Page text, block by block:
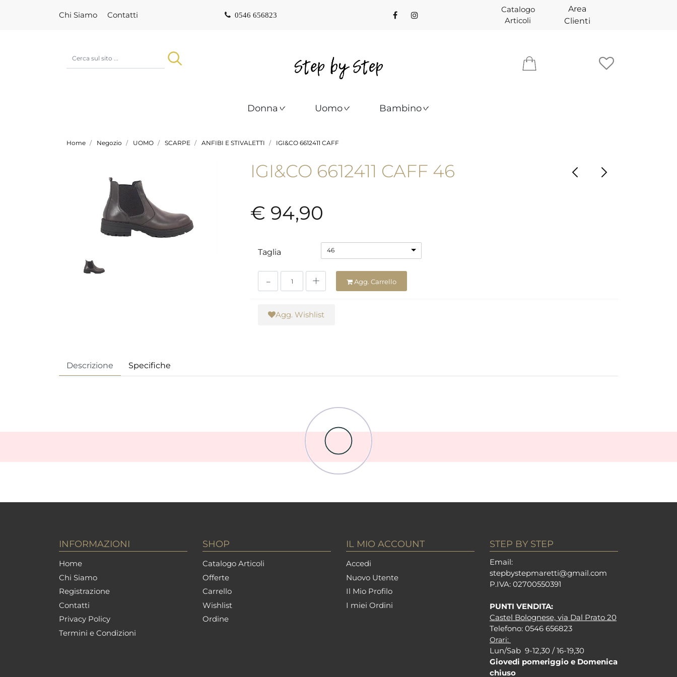
Chi Siamo Contatti 0546 656823
Catalogo
Articoli
Area
Clienti
Donna Uomo Bambino
Home Negozio UOMO SCARPE ANFIBI E STIVALETTI IGI&CO 6612411 CAFF
IGI&CO 6612411 CAFF 46
€ 94,90
Taglia 46
Agg. Carrello
Agg. Wishlist
Descrizione Specifiche
INFORMAZIONI
Home
Chi Siamo
Registrazione
Contatti
Privacy Policy
Termini e Condizioni
SHOP
Catalogo Articoli
Offerte
Carrello
Wishlist
Ordine
IL MIO ACCOUNT
Accedi
Nuovo Utente
Il Mio Profilo
I miei Ordini
STEP BY STEP
Email:
stepbystepmaretti@gmail.com
P.IVA: 02700550391
PUNTI VENDITA:
Castel Bolognese, via Dal Prato 20
Telefono: 0546 656823
Orari:
Lun/Sab 9-12,30 / 16-19,30
Giovedi pomeriggio e Domenica
chiuso